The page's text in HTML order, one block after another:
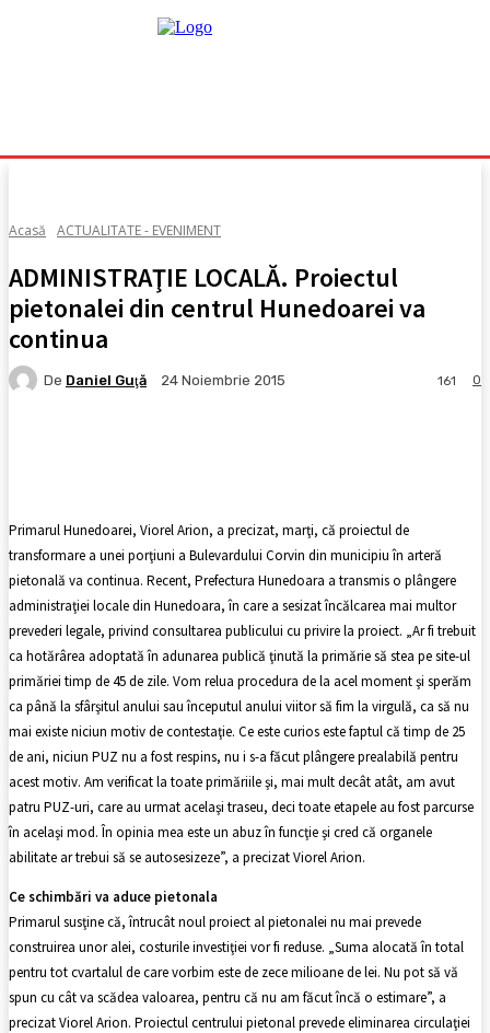
Acasă ACTUALITATE - EVENIMENT
ADMINISTRAŢIE LOCALĂ. Proiectul
pietonalei din centrul Hunedoarei va
continua
De Daniel Guţă 24 Noiembrie 2015 0
161
Primarul Hunedoarei, Viorel Arion, a precizat, marţi, că proiectul de
transformare a unei porţiuni a Bulevardului Corvin din municipiu în arteră
pietonală va continua. Recent, Prefectura Hunedoara a transmis o plângere
administraţiei locale din Hunedoara, în care a sesizat încălcarea mai multor
prevederi legale, privind consultarea publicului cu privire la proiect. „Ar fi trebuit
ca hotărârea adoptată în adunarea publică ţinută la primărie să stea pe site-ul
primăriei timp de 45 de zile. Vom relua procedura de la acel moment şi sperăm
ca până la sfârşitul anului sau începutul anului viitor să fim la virgulă, ca să nu
mai existe niciun motiv de contestaţie. Ce este curios este faptul că timp de 25
de ani, niciun PUZ nu a fost respins, nu i s-a făcut plângere prealabilă pentru
acest motiv. Am verificat la toate primăriile şi, mai mult decât atât, am avut
patru PUZ-uri, care au urmat acelaşi traseu, deci toate etapele au fost parcurse
în acelaşi mod. În opinia mea este un abuz în funcţie şi cred că organele
abilitate ar trebui să se autosesizeze”, a precizat Viorel Arion.
Ce schimbări va aduce pietonala
Primarul susţine că, întrucât noul proiect al pietonalei nu mai prevede
construirea unor alei, costurile investiţiei vor fi reduse. „Suma alocată în total
pentru tot cvartalul de care vorbim este de zece milioane de lei. Nu pot să vă
spun cu cât va scădea valoarea, pentru că nu am făcut încă o estimare”, a
precizat Viorel Arion. Proiectul centrului pietonal prevede eliminarea circulaţiei